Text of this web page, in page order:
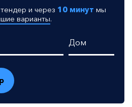
и через 10 минут мы
варианты.
Дом